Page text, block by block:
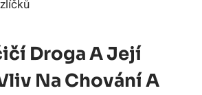
⁤Droga A Její
Na Chování⁢ A⁤